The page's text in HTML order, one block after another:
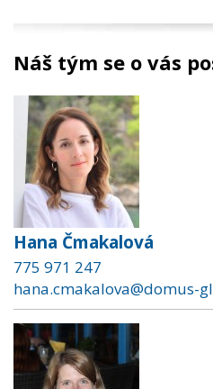
Náš tým se o vás
Hana Čmakalová
775 971 247
hana.cmakalova@domus-